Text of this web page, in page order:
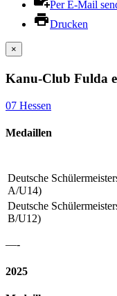
Per E-Mail
Drucken
×
Kanu-Club Fulda
07 Hessen
Medaillen
Deutsche
A/U14)
Deutsche
B/U12)
—-
2025